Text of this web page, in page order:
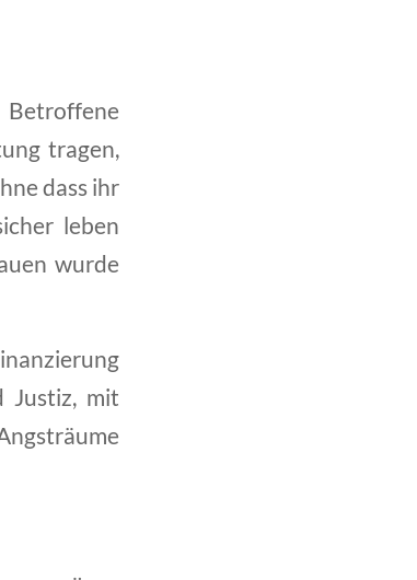
Betroffene
tragen,
dass ihr
leben
wurde
Justiz, mit